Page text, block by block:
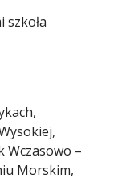
szkoła
Wczasowo –
Morskim,